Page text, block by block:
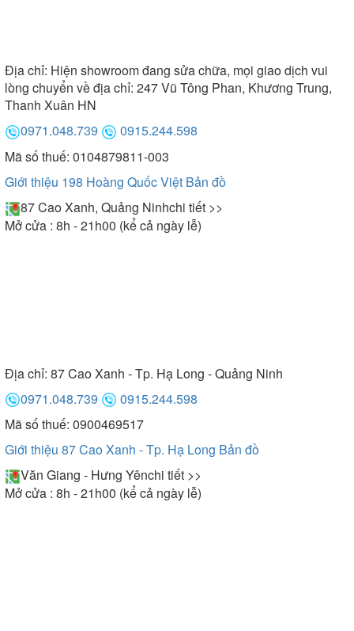
Địa chỉ: Hiện showroom đang sửa chữa, mọi giao dịch vui
lòng chuyển về địa chỉ: 247 Vũ Tông Phan, Khương Trung,
Thanh Xuân HN
0971.048.739
0915.244.598
Mã số thuế: 0104879811-003
Giới thiệu 198 Hoàng Quốc Việt Bản đồ
87 Cao Xanh, Quảng Ninhchi tiết >>
Mở cửa : 8h - 21h00 (kể cả ngày lễ)
Địa chỉ: 87 Cao Xanh - Tp. Hạ Long - Quảng Ninh
0971.048.739
0915.244.598
Mã số thuế: 0900469517
Giới thiệu 87 Cao Xanh - Tp. Hạ Long Bản đồ
Văn Giang - Hưng Yênchi tiết >>
Mở cửa : 8h - 21h00 (kể cả ngày lễ)